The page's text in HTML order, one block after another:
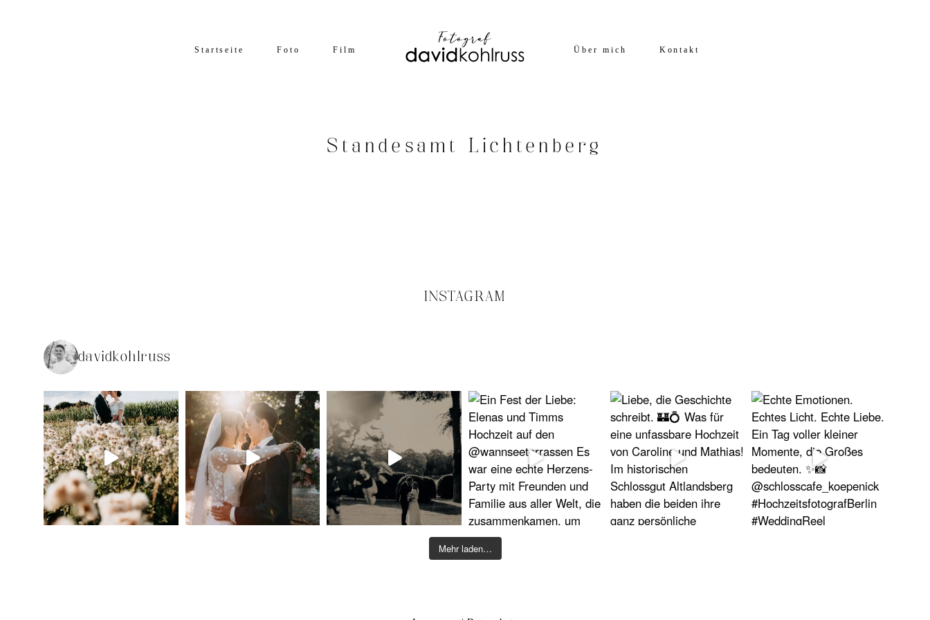
Startseite Foto Film Über mich Kontakt
Standesamt Lichtenberg
INSTAGRAM
davidkohlruss
Mehr laden…